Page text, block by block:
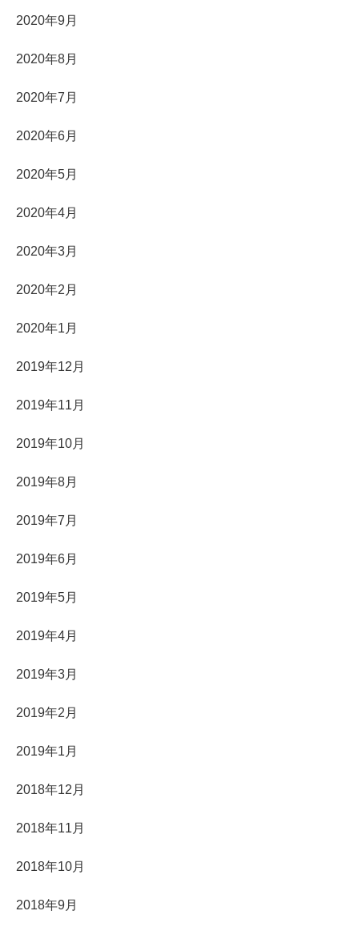
2020年9月
2020年8月
2020年7月
2020年6月
2020年5月
2020年4月
2020年3月
2020年2月
2020年1月
2019年12月
2019年11月
2019年10月
2019年8月
2019年7月
2019年6月
2019年5月
2019年4月
2019年3月
2019年2月
2019年1月
2018年12月
2018年11月
2018年10月
2018年9月